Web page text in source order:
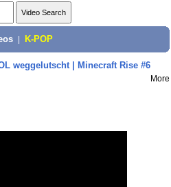
K-POP
weggelutscht | Minecraft Rise #6
More